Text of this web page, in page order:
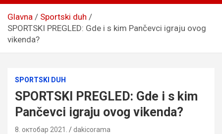
Glavna
Sportski duh
SPORTSKI PREGLED: Gde i s kim Pančevci igraju ovog
vikenda?
SPORTSKI DUH
SPORTSKI PREGLED: Gde i s kim
Pančevci igraju ovog vikenda?
8. октобар 2021. dakicorama